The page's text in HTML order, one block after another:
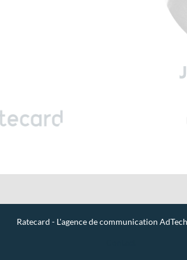
Ratecard - L'agence de communication